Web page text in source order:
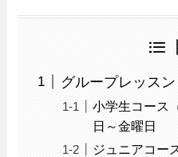
グループレッスン
小学生コース
日～金曜日
ジュニアコー